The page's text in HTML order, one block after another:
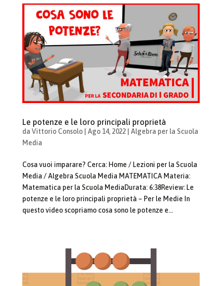
Le potenze e le loro principali proprietà
da Vittorio Consolo| Ago 14, 2022| Algebra per la Scuola
Media
Cosa vuoi imparare? Cerca: Home / Lezioni per la Scuola
Media / Algebra Scuola Media MATEMATICA Materia:
Matematica per la Scuola MediaDurata: 6:38Review: Le
potenze e le loro principali proprietà – Per le Medie In
questo video scopriamo cosa sono le potenze e...